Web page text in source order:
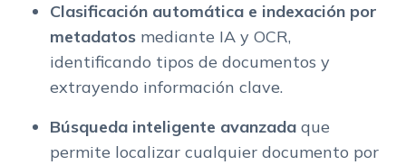
Clasificación automática e indexación por
metadatos mediante IA y OCR,
identificando tipos de documentos y
extrayendo información clave.
Búsqueda inteligente avanzada que
permite localizar cualquier documento por